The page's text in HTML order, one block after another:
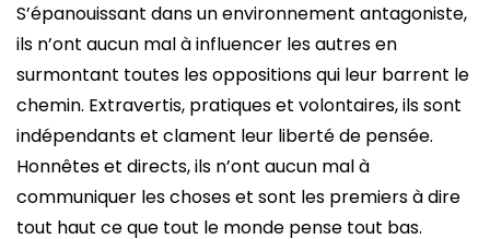
S’épanouissant dans un environnement antagoniste,
ils n’ont aucun mal à influencer les autres en
surmontant toutes les oppositions qui leur barrent le
chemin. Extravertis, pratiques et volontaires, ils sont
indépendants et clament leur liberté de pensée.
Honnêtes et directs, ils n’ont aucun mal à
communiquer les choses et sont les premiers à dire
tout haut ce que tout le monde pense tout bas.